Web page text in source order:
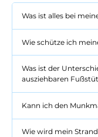
Was ist alles bei
Wie schütze ich
Was ist der
ausziehbaren
Kann ich den
Wie wird mein